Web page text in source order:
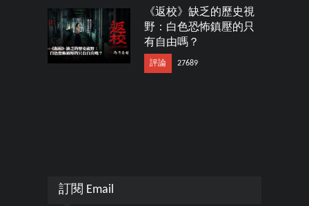
《返校》缺乏的歷史視
野：白色恐怖鎮壓的只
有自由嗎？
評論 27689
訂閱 Email